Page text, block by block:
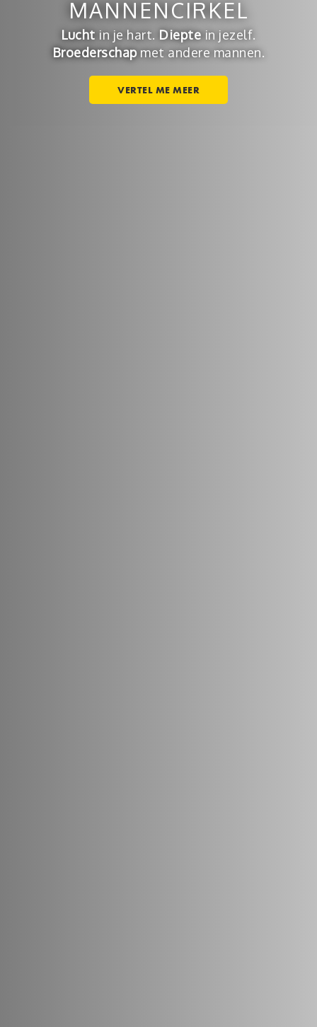
MANNENCIRKEL
Lucht in je hart. Dieptein jezelf.
Broederschapmet andere mannen.
VERTEL ME MEER